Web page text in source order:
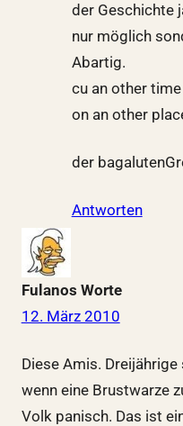
der Geschichte
nur möglich
Abartig.
cu an other time
on an other
der
Antworten
Fulanos Worte
12. März 2010
Diese Amis.
wenn eine Brustwarze
Volk panisch. Das ist